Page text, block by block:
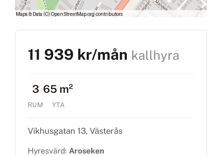
11 939 kr/mån kallhyra
3
RUM
65 m²
YTA
Vikhusgatan 13, Västerås
Hyresvärd: Aroseken